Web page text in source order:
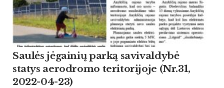
Saulės jėgainių parką savivaldybė
statys aerodromo teritorijoje (Nr.31,
2022-04-23)